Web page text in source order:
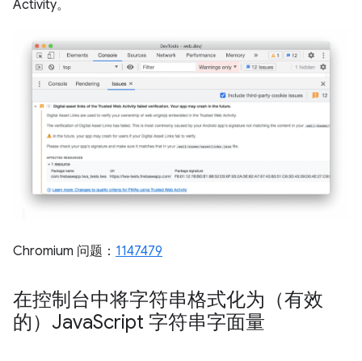
Activity。
Chromium 问题： 1147479
在控制台中将字符串格式化为（有效
的）JavaScript 字符串字面量